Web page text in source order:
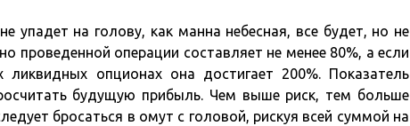
упадет на голову, как манна небесная, все будет, но не
проведенной операции составляет не менее 80%, а если
ликвидных опционах она достигает 200%. Показатель
будущую прибыль. Чем выше риск, тем больше
бросаться в омут с головой, рискуя всей суммой на